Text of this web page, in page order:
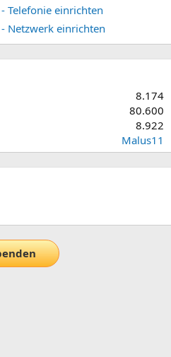
Telefonie einrichten
Netzwerk einrichten
8.174
80.600
8.922
Malus11